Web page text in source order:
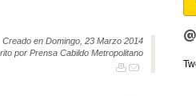
Creado en Domingo, 23 Marzo 2014
por Prensa Cabildo Metropolitano